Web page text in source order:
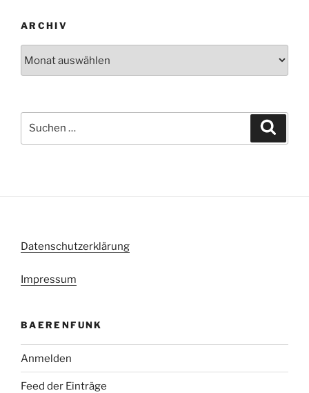
ARCHIV
nach:
Datenschutzerklärung
Impressum
BAERENFUNK
Anmelden
Feed der Einträge